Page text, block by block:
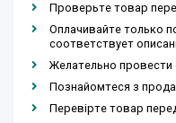
Проверьте товар
Оплачивайте только
соответствует
Желательно провести
Познайомтеся з
Перевірте товар